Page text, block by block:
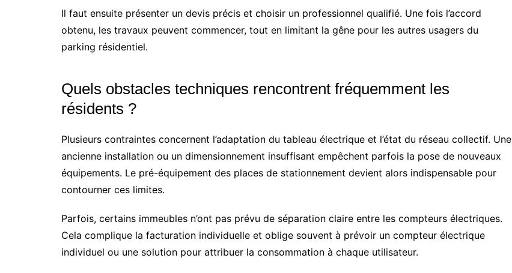
Il faut ensuite présenter un devis précis et choisir un professionnel qualifié. Une fois l’accord
obtenu, les travaux peuvent commencer, tout en limitant la gêne pour les autres usagers du
parking résidentiel.
Quels obstacles techniques rencontrent fréquemment les
résidents ?
Plusieurs contraintes concernent l’adaptation du tableau électrique et l’état du réseau collectif. Une
ancienne installation ou un dimensionnement insuffisant empêchent parfois la pose de nouveaux
équipements. Le pré-équipement des places de stationnement devient alors indispensable pour
contourner ces limites.
Parfois, certains immeubles n’ont pas prévu de séparation claire entre les compteurs électriques.
Cela complique la facturation individuelle et oblige souvent à prévoir un compteur électrique
individuel ou une solution pour attribuer la consommation à chaque utilisateur.